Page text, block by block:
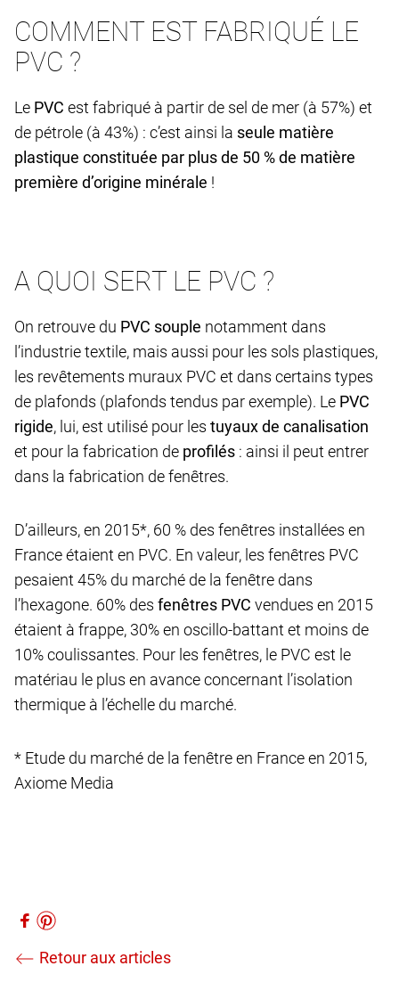
COMMENT EST FABRIQUÉ LE
PVC ?
Le PVC est fabriqué à partir de sel de mer (à 57%) et
de pétrole (à 43%) : c’est ainsi la seule matière
plastique constituée par plus de 50 % de matière
première d’origine minérale !
A QUOI SERT LE PVC ?
On retrouve du PVC souple notamment dans
l’industrie textile, mais aussi pour les sols plastiques,
les revêtements muraux PVC et dans certains types
de plafonds (plafonds tendus par exemple). Le PVC
rigide, lui, est utilisé pour les tuyaux de canalisation
et pour la fabrication de profilés : ainsi il peut entrer
dans la fabrication de fenêtres.
D’ailleurs, en 2015*, 60 % des fenêtres installées en
France étaient en PVC. En valeur, les fenêtres PVC
pesaient 45% du marché de la fenêtre dans
l’hexagone. 60% des fenêtres PVC vendues en 2015
étaient à frappe, 30% en oscillo-battant et moins de
10% coulissantes. Pour les fenêtres, le PVC est le
matériau le plus en avance concernant l’isolation
thermique à l’échelle du marché.
* Etude du marché de la fenêtre en France en 2015,
Axiome Media